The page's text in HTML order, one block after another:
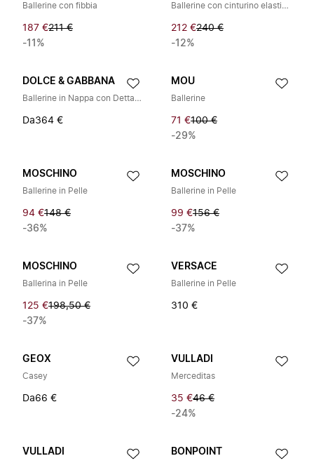
Ballerine con fibbia
187 €211 €
-11%
Ballerine con cinturino elastico con logo numerico
212 €240 €
-12%
DOLCE & GABBANA
Ballerine in Nappa con Dettaglio in Gros-grain
Da364 €
MOU
Ballerine
71 €100 €
-29%
MOSCHINO
Ballerine in Pelle
94 €148 €
-36%
MOSCHINO
Ballerine in Pelle
99 €156 €
-37%
MOSCHINO
Ballerina in Pelle
125 €198,50 €
-37%
VERSACE
Ballerine in Pelle
310 €
GEOX
Casey
Da66 €
VULLADI
Merceditas
35 €46 €
-24%
VULLADI BONPOINT